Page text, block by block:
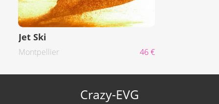
Jet Ski
Montpellier 46 €
Crazy-EVG